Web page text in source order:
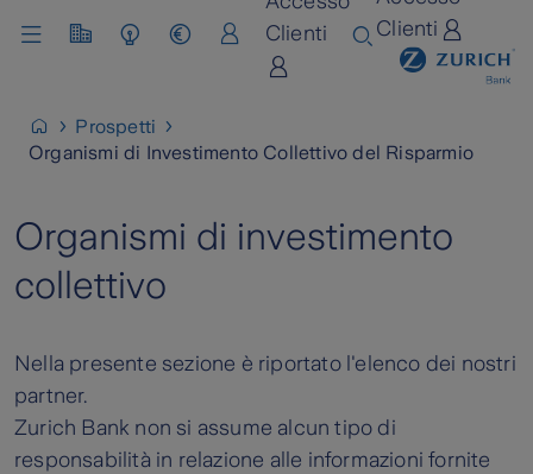
Clienti
Clienti
Prospetti
Organismi di Investimento Collettivo del Risparmio
Organismi di investimento
collettivo
Nella presente sezione è riportato l'elenco dei nostri
partner.
Zurich Bank non si assume alcun tipo di
responsabilità in relazione alle informazioni fornite